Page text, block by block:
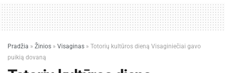
Pradžia » Žinios » Visaginas » Totorių kultūros dieną Visaginiečiai gavo
puikią dovaną